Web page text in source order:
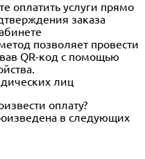
оплатить услуги прямо
заказа
позволяет провести
QR-код с помощью
лиц
оплату?
в следующих